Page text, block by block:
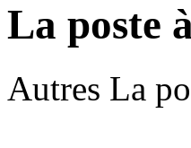
La poste
Autres La